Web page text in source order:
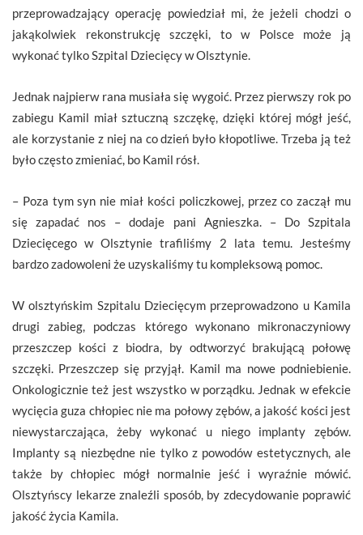
przeprowadzający operację powiedział mi, że jeżeli chodzi o
jakąkolwiek rekonstrukcję szczęki, to w Polsce może ją
wykonać tylko Szpital Dziecięcy w Olsztynie.
Jednak najpierw rana musiała się wygoić. Przez pierwszy rok po
zabiegu Kamil miał sztuczną szczękę, dzięki której mógł jeść,
ale korzystanie z niej na co dzień było kłopotliwe. Trzeba ją też
było często zmieniać, bo Kamil rósł.
– Poza tym syn nie miał kości policzkowej, przez co zaczął mu
się zapadać nos – dodaje pani Agnieszka. – Do Szpitala
Dziecięcego w Olsztynie trafiliśmy 2 lata temu. Jesteśmy
bardzo zadowoleni że uzyskaliśmy tu kompleksową pomoc.
W olsztyńskim Szpitalu Dziecięcym przeprowadzono u Kamila
drugi zabieg, podczas którego wykonano mikronaczyniowy
przeszczep kości z biodra, by odtworzyć brakującą połowę
szczęki. Przeszczep się przyjął. Kamil ma nowe podniebienie.
Onkologicznie też jest wszystko w porządku. Jednak w efekcie
wycięcia guza chłopiec nie ma połowy zębów, a jakość kości jest
niewystarczająca, żeby wykonać u niego implanty zębów.
Implanty są niezbędne nie tylko z powodów estetycznych, ale
także by chłopiec mógł normalnie jeść i wyraźnie mówić.
Olsztyńscy lekarze znaleźli sposób, by zdecydowanie poprawić
jakość życia Kamila.